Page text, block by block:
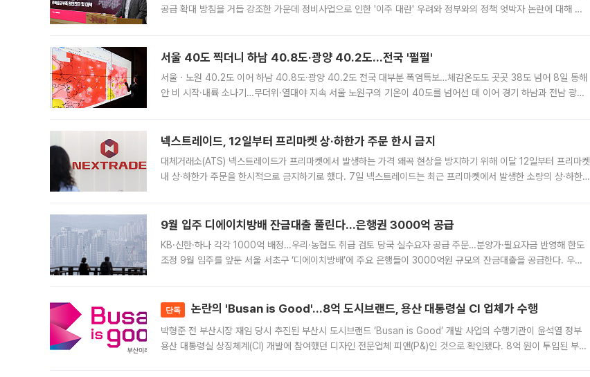
공급 확대 방침을 거듭 강조한 가운데 정비사업으로 인한 '이주 대란' 우려와 정부와의 정책 엇박자 논란에 대해 정
서울 40도 찍더니 하남 40.8도·광양 40.2도…전국 '펄펄'
서울ㆍ노원 40.2도 이어 하남 40.8도·광양 40.2도 전국 대부분 폭염특보…체감온도도 곳곳 38도 넘어 8일 동해
안 비 시작·내륙 소나기…무더위·열대야 지속 서울 노원구의 기온이 40도를 넘어선 데 이어 경기 하남과 전남 광양
넥스트레이드, 12일부터 프리마켓 상·하한가 주문 한시 금지
대체거래소(ATS) 넥스트레이드가 프리마켓에서 발생하는 가격 왜곡 현상을 방지하기 위해 이달 12일부터 프리마켓
내 상·하한가 주문을 한시적으로 금지하기로 했다. 7일 넥스트레이드는 최근 프리마켓에서 발생한 소량의 상·하한
9월 입주 디에이치방배 잔금대출 풀린다…은행권 3000억 공급
KB·신한·하나 각각 1000억 배정…우리·농협도 취급 검토 당국 실수요자 공급 주문…분양가·필요자금 반영해 한도
조정 9월 입주를 앞둔 서울 서초구 ‘디에이치방배’에 주요 은행들이 3000억원 규모의 잔금대출을 공급한다. 우리
단독 논란의 'Busan is Good'…8억 도시브랜드, 용산 대통령실 CI 업체가 수행
박형준 전 부산시장 재임 당시 추진된 부산시 도시브랜드 ‘Busan is Good’ 개발 사업의 수행기관이 윤석열 정부
용산 대통령실 상징체계(CI) 개발에 참여했던 디자인 전문업체 피앤(P&)인 것으로 확인됐다. 8억 원이 투입된 부산